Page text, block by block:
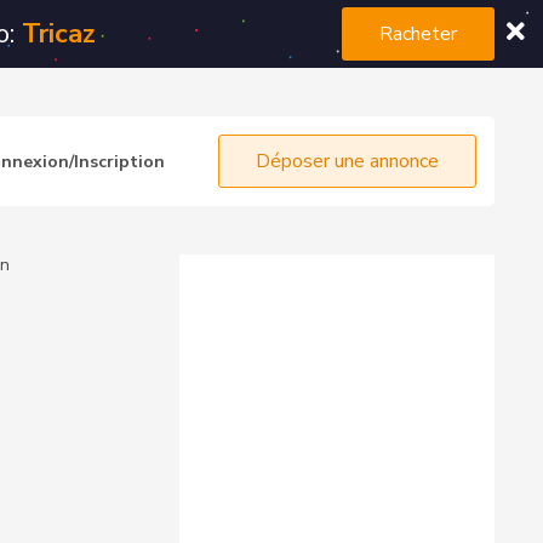
Tricaz Racheter
Inscription Déposer une annonce